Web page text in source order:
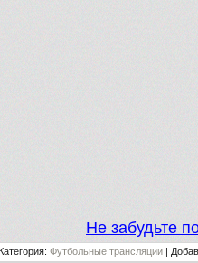
Не забудьте
Категория: Футбольные трансляции